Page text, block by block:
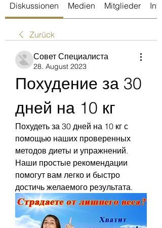
Diskussionen Medien Mitglieder Info
Zurück
Совет Специалиста
28. August 2023
Похудение за 30
дней на 10 кг
Похудеть за 30 дней на 10 кг с
помощью наших проверенных
методов диеты и упражнений.
Наши простые рекомендации
помогут вам легко и быстро
достичь желаемого результата.